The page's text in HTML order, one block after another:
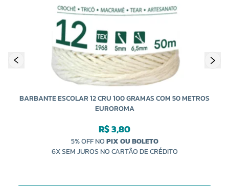
BARBANTE ESCOLAR 12 CRU 100 GRAMAS COM 50 METROS
EUROROMA
R$ 3,80
5% OFF NOPIX OU BOLETO
6X SEM JUROS NO CARTÃO DE CRÉDITO